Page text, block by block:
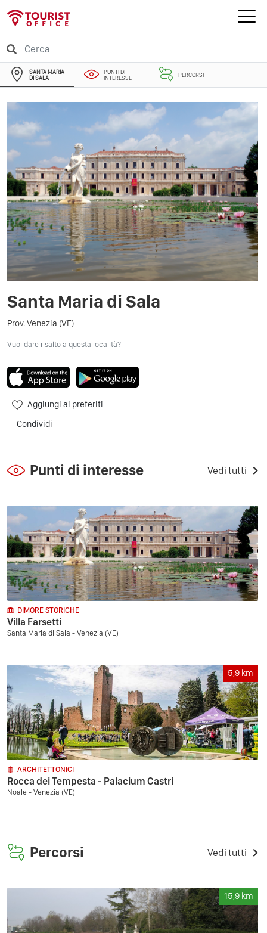
SANTA MARIA
DI SALA
PUNTI DI
INTERESSE
PERCORSI
Santa Maria di Sala
Prov. Venezia (VE)
Vuoi dare risalto a questa località?
Aggiungi ai preferiti
Condividi
Punti di interesse Vedi tutti
DIMORE STORICHE
Villa Farsetti
Santa Maria di Sala - Venezia (VE)
5,9 km
ARCHITETTONICI
Rocca dei Tempesta - Palacium Castri
Noale - Venezia (VE)
Percorsi Vedi tutti
15,9 km